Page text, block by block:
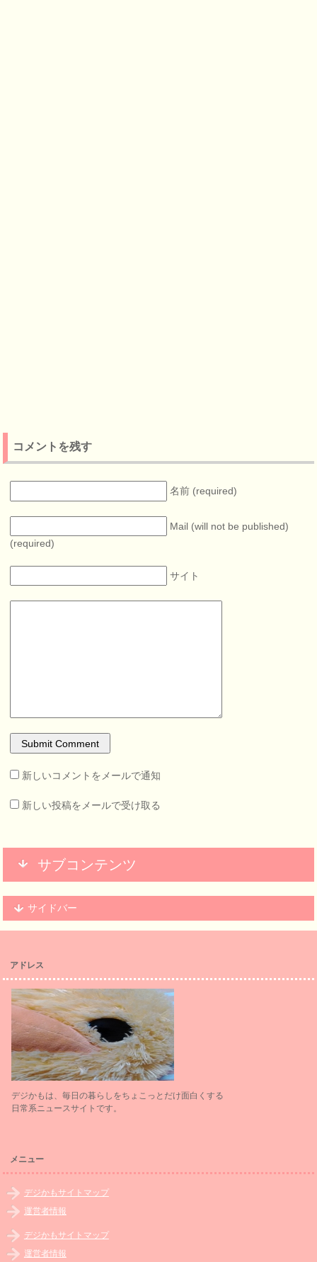
コメントを残す
名前 (required)
Mail (will not be published)
(required)
サイト
新しいコメントをメールで通知
新しい投稿をメールで受け取る
サブコンテンツ
サイドバー
アドレス
デジかもは、毎日の暮らしをちょこっとだけ面白くする
日常系ニュースサイトです。
メニュー
デジかもサイトマップ
運営者情報
デジかもサイトマップ
運営者情報